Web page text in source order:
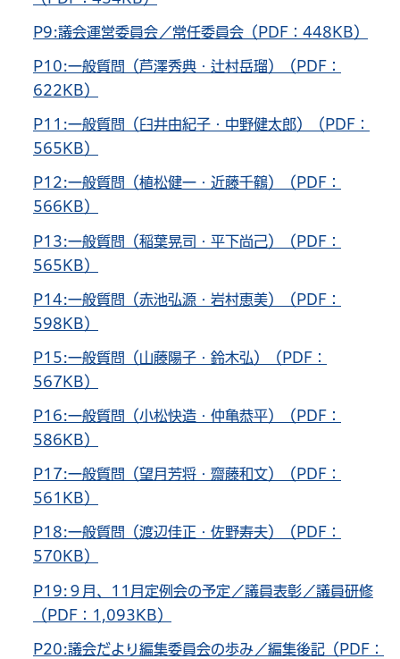
P9:議会運営委員会／常任委員会（PDF：448KB）
P10:一般質問（芦澤秀典・辻村岳瑠）（PDF：
622KB）
P11:一般質問（臼井由紀子・中野健太郎）（PDF：
565KB）
P12:一般質問（植松健一・近藤千鶴）（PDF：
566KB）
P13:一般質問（稲葉晃司・平下尚己）（PDF：
565KB）
P14:一般質問（赤池弘源・岩村恵美）（PDF：
598KB）
P15:一般質問（山藤陽子・鈴木弘）（PDF：
567KB）
P16:一般質問（小松快造・仲亀恭平）（PDF：
586KB）
P17:一般質問（望月芳将・齋藤和文）（PDF：
561KB）
P18:一般質問（渡辺佳正・佐野寿夫）（PDF：
570KB）
P19:９月、11月定例会の予定／議員表彰／議員研修
（PDF：1,093KB）
P20:議会だより編集委員会の歩み／編集後記（PDF：